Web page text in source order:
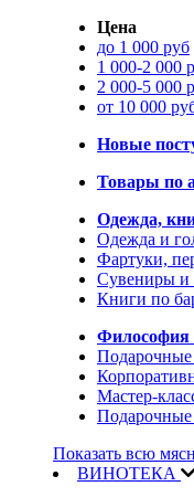
Цена
до 1 000 руб
1 000-2 000
2 000-5 000
от 10 000
Новые
Товары по
Одежда,
Одежда и
Фартуки,
Сувениры и
Книги по
Философия
Мастер-
Подарочные
Показать всю
ВИНОТЕКА